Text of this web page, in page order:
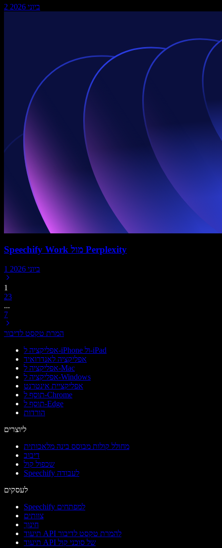
2 ביוני 2026
Speechify Work מול Perplexity
1 ביוני 2026
1
23
...
7
המרת טקסט לדיבור
אפליקציה ל-iPhone ול-iPad
אפליקציה לאנדרואיד
אפליקציה ל-Mac
אפליקציה ל-Windows
אפליקציית אינטרנט
תוסף ל-Chrome
תוסף ל-Edge
הורדות
ליוצרים
מחולל קולות מבוסס בינה מלאכותית
דיבוב
שכפול קול
Speechify לעבודה
לעסקים
Speechify למפתחים
צוותים
חינוך
תיעוד API להמרת טקסט לדיבור
תיעוד API של סוכני קול